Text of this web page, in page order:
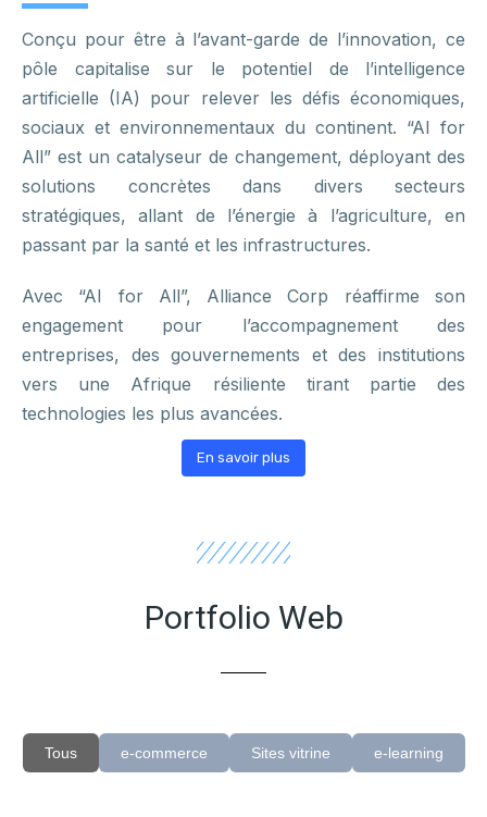
Conçu pour être à l’avant-garde de l’innovation, ce
pôle capitalise sur le potentiel de l’intelligence
artificielle (IA) pour relever les défis économiques,
sociaux et environnementaux du continent. “AI for
All” est un catalyseur de changement, déployant des
solutions concrètes dans divers secteurs
stratégiques, allant de l’énergie à l’agriculture, en
passant par la santé et les infrastructures.
Avec “AI for All”, Alliance Corp réaffirme son
engagement pour l’accompagnement des
entreprises, des gouvernements et des institutions
vers une Afrique résiliente tirant partie des
technologies les plus avancées.
En savoir plus
Portfolio Web
Tous e-commerce Sites vitrine e-learning